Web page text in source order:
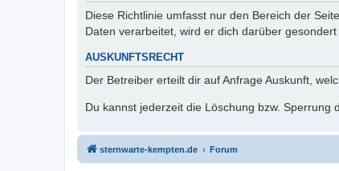
Diese Richtlinie umfasst nur den Bereich der
Daten verarbeitet, wird er dich darüber
AUSKUNFTSRECHT
Der Betreiber erteilt dir auf Anfrage Auskunft,
Du kannst jederzeit die Löschung bzw.
sternwarte-kempten.de Forum